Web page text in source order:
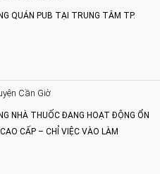
QUÁN PUB TẠI TRUNG TÂM TP.
Cần Giờ
NHÀ THUỐC ĐANG HOẠT ĐỘNG ỔN
CẤP – CHỈ VIỆC VÀO LÀM